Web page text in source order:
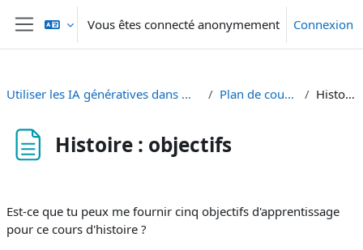
Passer au contenu principal
Panneau latéral
Vous êtes connecté anonymement Connexion
Utiliser les IA génératives dans Moodle - Generative KI in Moodle einsetzen Plan de cours, objectifs, contenu Histoire : objectifs
Histoire : objectifs
Est-ce que tu peux me fournir cinq objectifs d'apprentissage
pour ce cours d'histoire ?